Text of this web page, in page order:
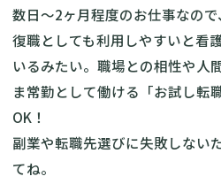
数日～2ヶ月程度のお仕事なの
復職としても利用しやすいと看
いるみたい。職場との相性や人
ま常勤として働ける「お試し転
OK！
副業や転職先選びに失敗しない
てね。